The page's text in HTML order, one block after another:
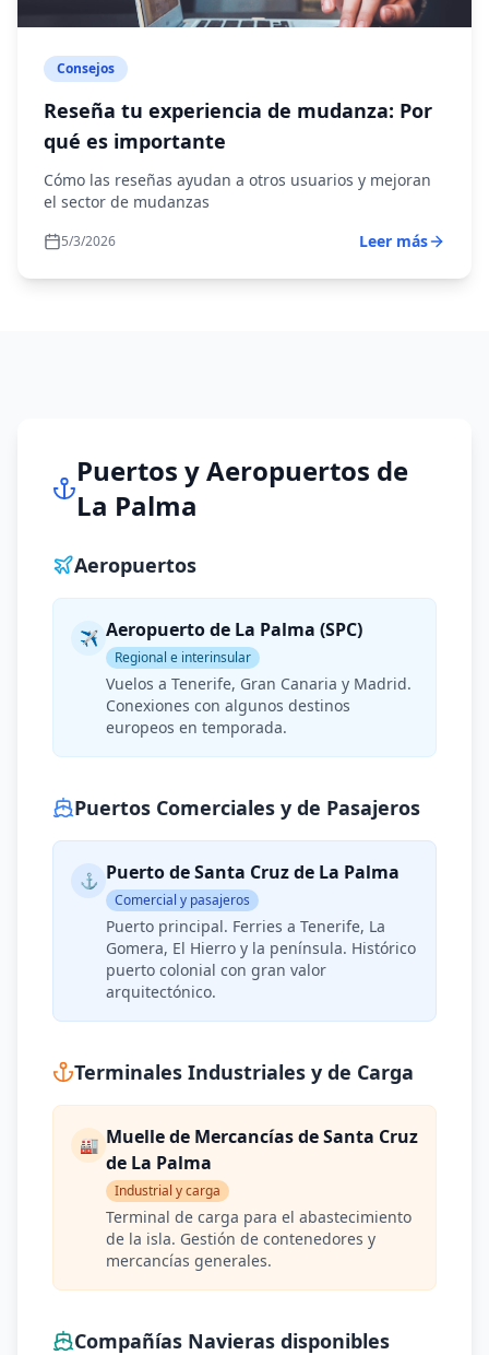
Consejos
Reseña tu experiencia de mudanza: Por
qué es importante
Cómo las reseñas ayudan a otros usuarios y mejoran
el sector de mudanzas
5/3/2026 Leer más
Puertos y Aeropuertos de
La Palma
Aeropuertos
✈ Aeropuerto de La Palma (SPC)
Regional e interinsular
Vuelos a Tenerife, Gran Canaria y Madrid.
Conexiones con algunos destinos
europeos en temporada.
Puertos Comerciales y de Pasajeros
⚓ Puerto de Santa Cruz de La Palma
Comercial y pasajeros
Puerto principal. Ferries a Tenerife, La
Gomera, El Hierro y la península. Histórico
puerto colonial con gran valor
arquitectónico.
Terminales Industriales y de Carga
🏭 Muelle de Mercancías de Santa Cruz
de La Palma
Industrial y carga
Terminal de carga para el abastecimiento
de la isla. Gestión de contenedores y
mercancías generales.
Compañías Navieras disponibles